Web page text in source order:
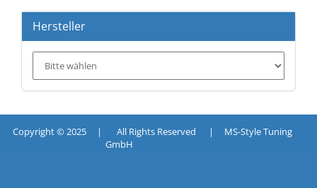
Hersteller
Copyright © 2025 | All Rights Reserved | MS-Style Tuning
GmbH